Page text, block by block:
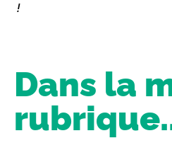
!
Dans la